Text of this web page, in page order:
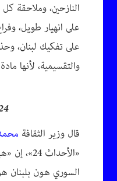
النازحين، وملاحقة
على انهيار طويل،
على تفكيك لبنان،
والتقسيمية، لأنها
قال وزير الثقافة
«الأحداث
السوري هون بلبنان